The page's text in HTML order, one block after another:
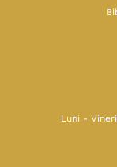
Luni -